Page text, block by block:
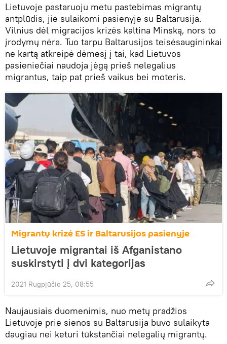
Lietuvoje pastaruoju metu pastebimas migrantų
antplūdis, jie sulaikomi pasienyje su Baltarusija.
Vilnius dėl migracijos krizės kaltina Minską, nors to
įrodymų nėra. Tuo tarpu Baltarusijos teisėsaugininkai
ne kartą atkreipė dėmesį į tai, kad Lietuvos
pasieniečiai naudoja jėgą prieš nelegalius
migrantus, taip pat prieš vaikus bei moteris.
Migrantų krizė ES ir Baltarusijos pasienyje
Lietuvoje migrantai iš Afganistano
suskirstyti į dvi kategorijas
2021 Rugpjūčio 25, 08:55
Naujausiais duomenimis, nuo metų pradžios
Lietuvoje prie sienos su Baltarusija buvo sulaikyta
daugiau nei keturi tūkstančiai nelegalių migrantų.